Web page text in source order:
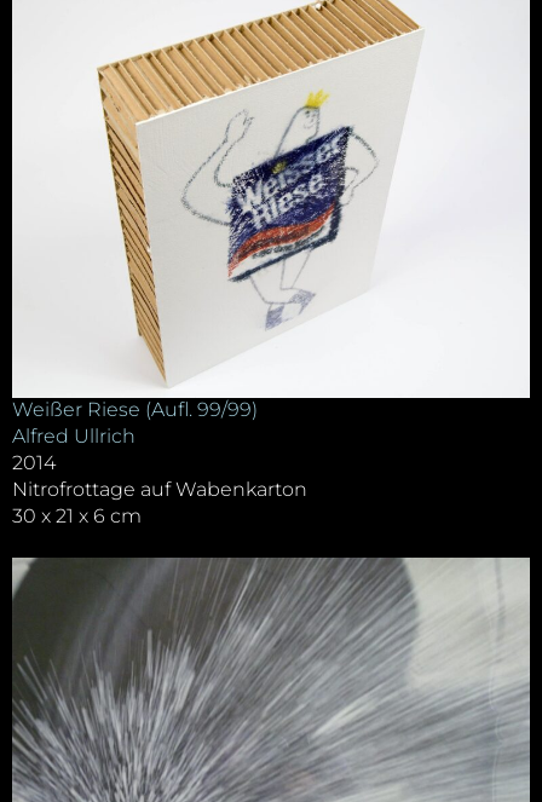
Weißer Riese (Aufl. 99/99)
Alfred Ullrich
2014
Nitrofrottage auf Wabenkarton
30 x 21 x 6 cm